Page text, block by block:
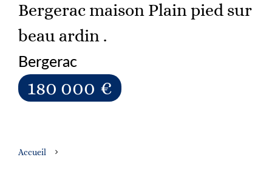
Bergerac maison Plain pied sur
beau ardin .
Bergerac
180 000 €
Accueil